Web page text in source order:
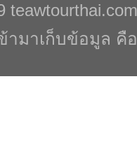
teawtourthai.com
มาเก็บข้อมูล คือ